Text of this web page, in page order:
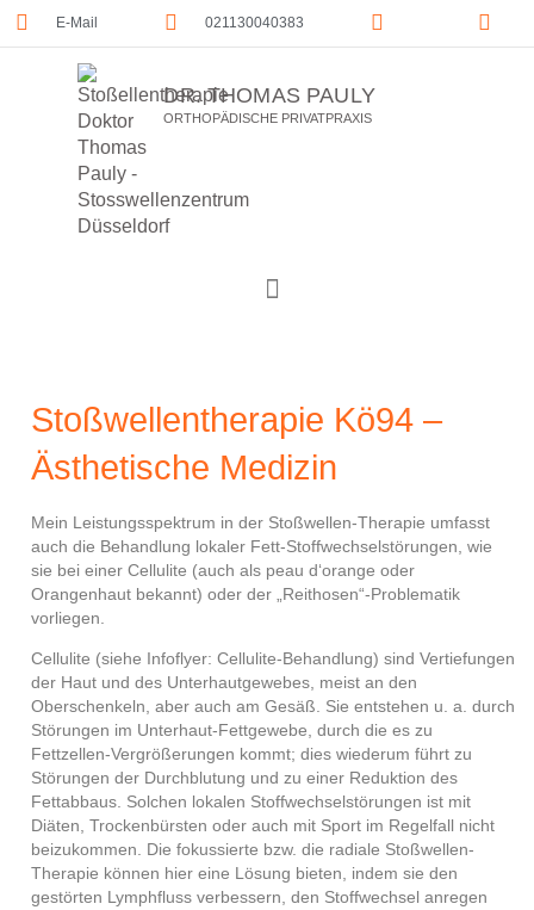
E-Mail 021130040383
DR. THOMAS PAULY
ORTHOPÄDISCHE PRIVATPRAXIS
Stoßwellentherapie Kö94 –
Ästhetische Medizin
Mein Leistungsspektrum in der Stoßwellen-Therapie umfasst
auch die Behandlung lokaler Fett-Stoffwechselstörungen, wie
sie bei einer Cellulite (auch als peau d‘orange oder
Orangenhaut bekannt) oder der „Reithosen“-Problematik
vorliegen.
Cellulite (siehe Infoflyer: Cellulite-Behandlung) sind Vertiefungen
der Haut und des Unterhautgewebes, meist an den
Oberschenkeln, aber auch am Gesäß. Sie entstehen u. a. durch
Störungen im Unterhaut-Fettgewebe, durch die es zu
Fettzellen-Vergrößerungen kommt; dies wiederum führt zu
Störungen der Durchblutung und zu einer Reduktion des
Fettabbaus. Solchen lokalen Stoffwechselstörungen ist mit
Diäten, Trockenbürsten oder auch mit Sport im Regelfall nicht
beizukommen. Die fokussierte bzw. die radiale Stoßwellen-
Therapie können hier eine Lösung bieten, indem sie den
gestörten Lymphfluss verbessern, den Stoffwechsel anregen